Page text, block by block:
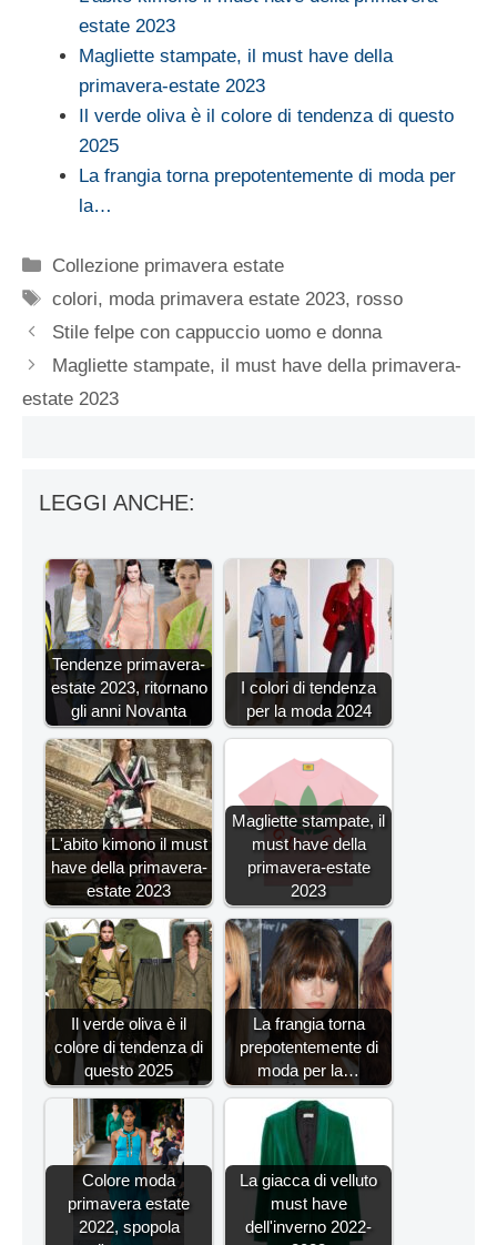
estate 2023
Magliette stampate, il must have della
primavera-estate 2023
Il verde oliva è il colore di tendenza di questo
2025
La frangia torna prepotentemente di moda per
la…
Categorie
Collezione primavera estate
Tag
colori, moda primavera estate 2023, rosso
Stile felpe con cappuccio uomo e donna
Magliette stampate, il must have della primavera-
estate 2023
LEGGI ANCHE:
Tendenze primavera-
estate 2023, ritornano
gli anni Novanta
I colori di tendenza
per la moda 2024
L'abito kimono il must
have della primavera-
estate 2023
Magliette stampate, il
must have della
primavera-estate
2023
Il verde oliva è il
colore di tendenza di
questo 2025
La frangia torna
prepotentemente di
moda per la…
Colore moda
primavera estate
2022, spopola
La giacca di velluto
must have
dell'inverno 2022-